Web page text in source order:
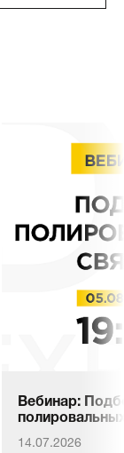
Вебинар:
14.07.2026